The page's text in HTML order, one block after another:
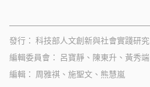
發行
科技部人文創新與社會實踐研
編輯委員會
呂寶靜、陳東升、黃秀
編輯
周雅祺、施聖文、熊慧嵐